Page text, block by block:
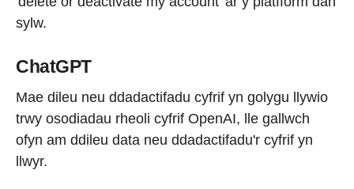
sylw.
ChatGPT
Mae dileu neu ddadactifadu cyfrif yn golygu llywio
trwy osodiadau rheoli cyfrif OpenAI, lle gallwch
ofyn am ddileu data neu ddadactifadu'r cyfrif yn
llwyr.